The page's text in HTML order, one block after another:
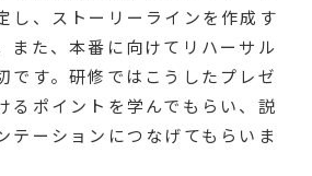
し、ストーリーラインを作成す
また、本番に向けてリハーサル
です。研修ではこうしたプレゼ
るポイントを学んでもらい、説
テーションにつなげてもらいま